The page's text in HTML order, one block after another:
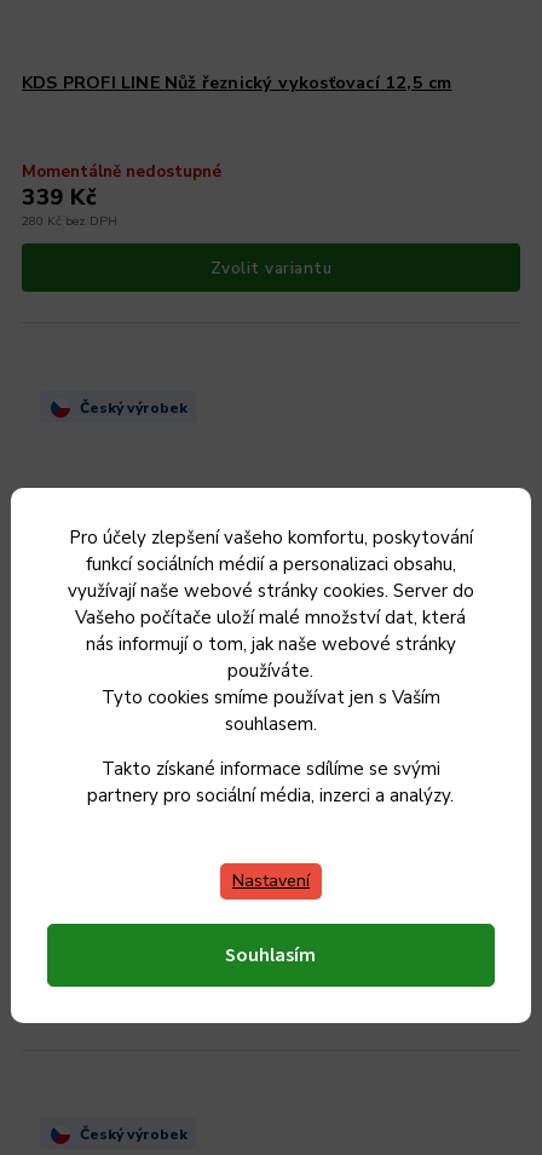
Pro účely zlepšení vašeho komfortu, poskytování
funkcí sociálních médií a personalizaci obsahu,
využívají naše webové stránky cookies. Server do
Vašeho počítače uloží malé množství dat, která
nás informují o tom, jak naše webové stránky
používáte.
Tyto cookies smíme používat jen s Vaším
souhlasem.
Takto získané informace sdílíme se svými
partnery pro sociální média, inzerci a analýzy.
Nastavení
Souhlasím
KDS PROFI LINE Nůž řeznický vykosťovací 12,5 cm
Momentálně nedostupné
280 Kč bez DPH
339 Kč
Zvolit variantu
Český výrobek
KDS PROFI LINE FLEXI Nůž řeznický vykosťovací vyosený
Momentálně nedostupné
242 Kč
Český výrobek